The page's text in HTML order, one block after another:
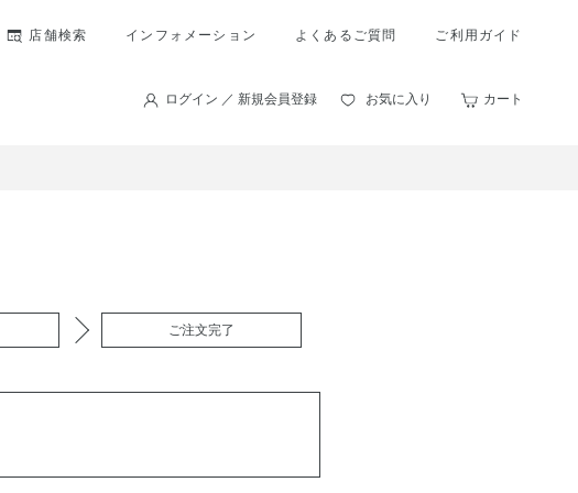
店舗検索 インフォメーション よくあるご質問 ご利用ガイド
ログイン ／ 新規会員登録 お気に入り カート
ご注文完了